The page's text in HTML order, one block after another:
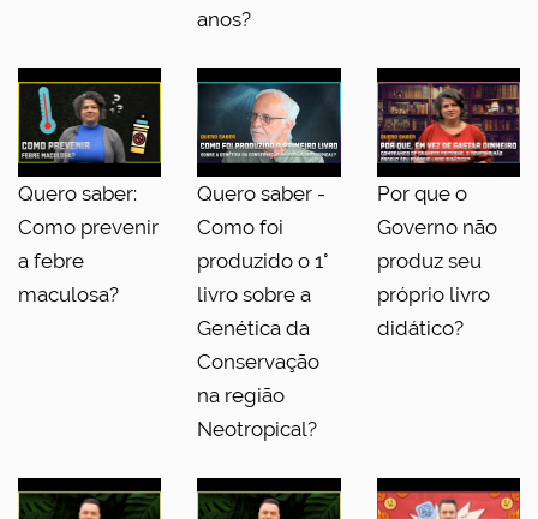
anos?
Quero saber:
Como prevenir
a febre
maculosa?
Quero saber -
Como foi
produzido o 1°
livro sobre a
Genética da
Conservação
na região
Neotropical?
Por que o
Governo não
produz seu
próprio livro
didático?